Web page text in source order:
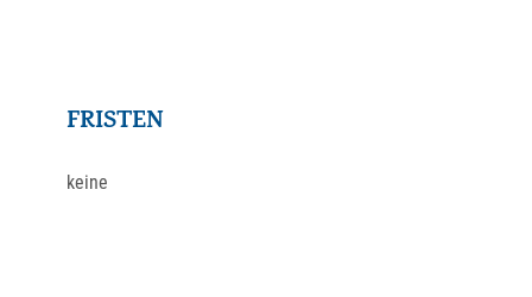
FRISTEN
keine